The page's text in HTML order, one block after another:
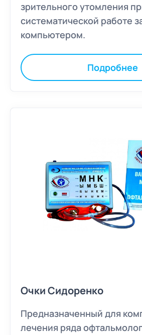
зрительного утомления
систематической работе
компьютером.
Подробнее
Очки Сидоренко
Предназначенный для
лечения ряда